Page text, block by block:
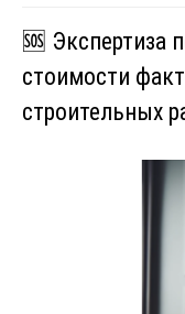
🆘 Экспертиза
стоимости
строительных